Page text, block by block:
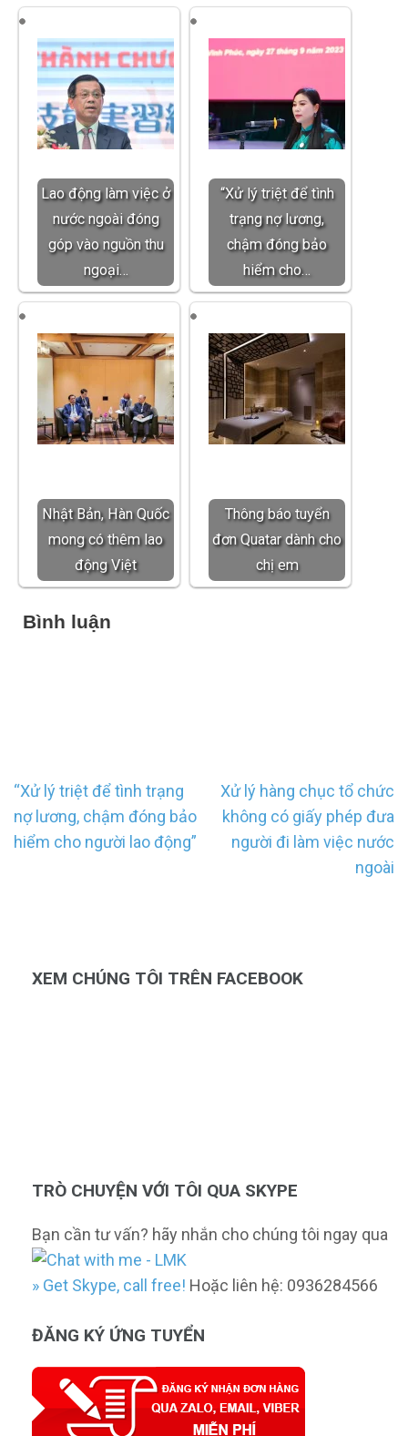
Lao động làm việc ở
nước ngoài đóng
góp vào nguồn thu
ngoại…
“Xử lý triệt để tình
trạng nợ lương,
chậm đóng bảo
hiểm cho…
Nhật Bản, Hàn Quốc
mong có thêm lao
động Việt
Thông báo tuyển
đơn Quatar dành cho
chị em
Bình luận
Điều
hướng
bài
“Xử lý triệt để tình trạng
nợ lương, chậm đóng bảo
hiểm cho người lao động”
Xử lý hàng chục tổ chức
không có giấy phép đưa
người đi làm việc nước
ngoài
XEM CHÚNG TÔI TRÊN FACEBOOK
TRÒ CHUYỆN VỚI TÔI QUA SKYPE
Bạn cần tư vấn? hãy nhắn cho chúng tôi ngay qua
» Get Skype, call free! Hoặc liên hệ: 0936284566
ĐĂNG KÝ ỨNG TUYỂN